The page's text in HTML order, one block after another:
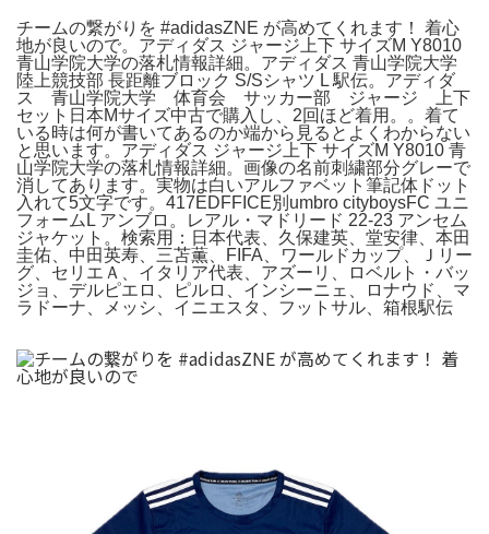
チームの繋がりを #adidasZNE が高めてくれます！ 着心
地が良いので。アディダス ジャージ上下 サイズM Y8010
青山学院大学の落札情報詳細。アディダス 青山学院大学
陸上競技部 長距離ブロック S/Sシャツ L 駅伝。アディダ
ス 青山学院大学 体育会 サッカー部 ジャージ 上下
セット日本Mサイズ中古で購入し、2回ほど着用。。着て
いる時は何が書いてあるのか端から見るとよくわからない
と思います。アディダス ジャージ上下 サイズM Y8010 青
山学院大学の落札情報詳細。画像の名前刺繍部分グレーで
消してあります。実物は白いアルファベット筆記体ドット
入れて5文字です。417EDFFICE別umbro cityboysFC ユニ
フォームL アンブロ。レアル・マドリード 22-23 アンセム
ジャケット。検索用：日本代表、久保建英、堂安律、本田
圭佑、中田英寿、三苫薫、FIFA、ワールドカップ、Ｊリー
グ、セリエＡ、イタリア代表、アズーリ、ロベルト・バッ
ジョ、デルピエロ、ピルロ、インシーニェ、ロナウド、マ
ラドーナ、メッシ、イニエスタ、フットサル、箱根駅伝